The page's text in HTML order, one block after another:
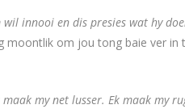
innooi en dis presies wat hy
moontlik om jou tong baie ver in
my net lusser. Ek maak my